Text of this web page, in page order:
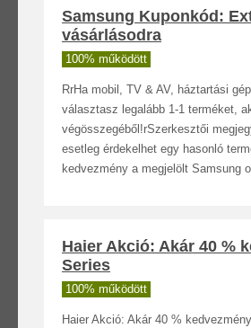
Samsung Kuponkód:
vásárlásodra
100% működött
RrHa mobil, TV & AV, háztartási
választasz legalább 1-1 terméket,
végösszegéből!rSzerkesztői
esetleg érdekelhet egy hasonló
kedvezmény a megjelölt Samsung
Haier Akció: Akár 40 %
Series
100% működött
Haier Akció: Akár 40 %